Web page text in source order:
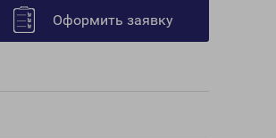
Оформить заявку